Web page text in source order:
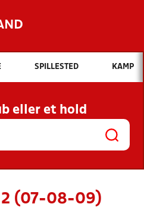
Hvad vil du søge efter?
INDHOLD OG NYHEDER
KLUBBER OG
SPILLESTED KAMP
eller et hold
2 (07-08-09)